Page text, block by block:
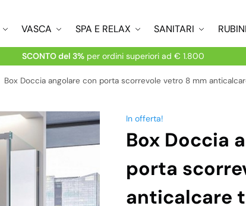
VASCA SPA E RELAX SANITARI
SCONTO del 3%per ordini superiori ad € 1.800
Box Doccia angolare con porta scorrevole vetro 8 mm
In offerta!
Box Doccia
porta
anticalcare